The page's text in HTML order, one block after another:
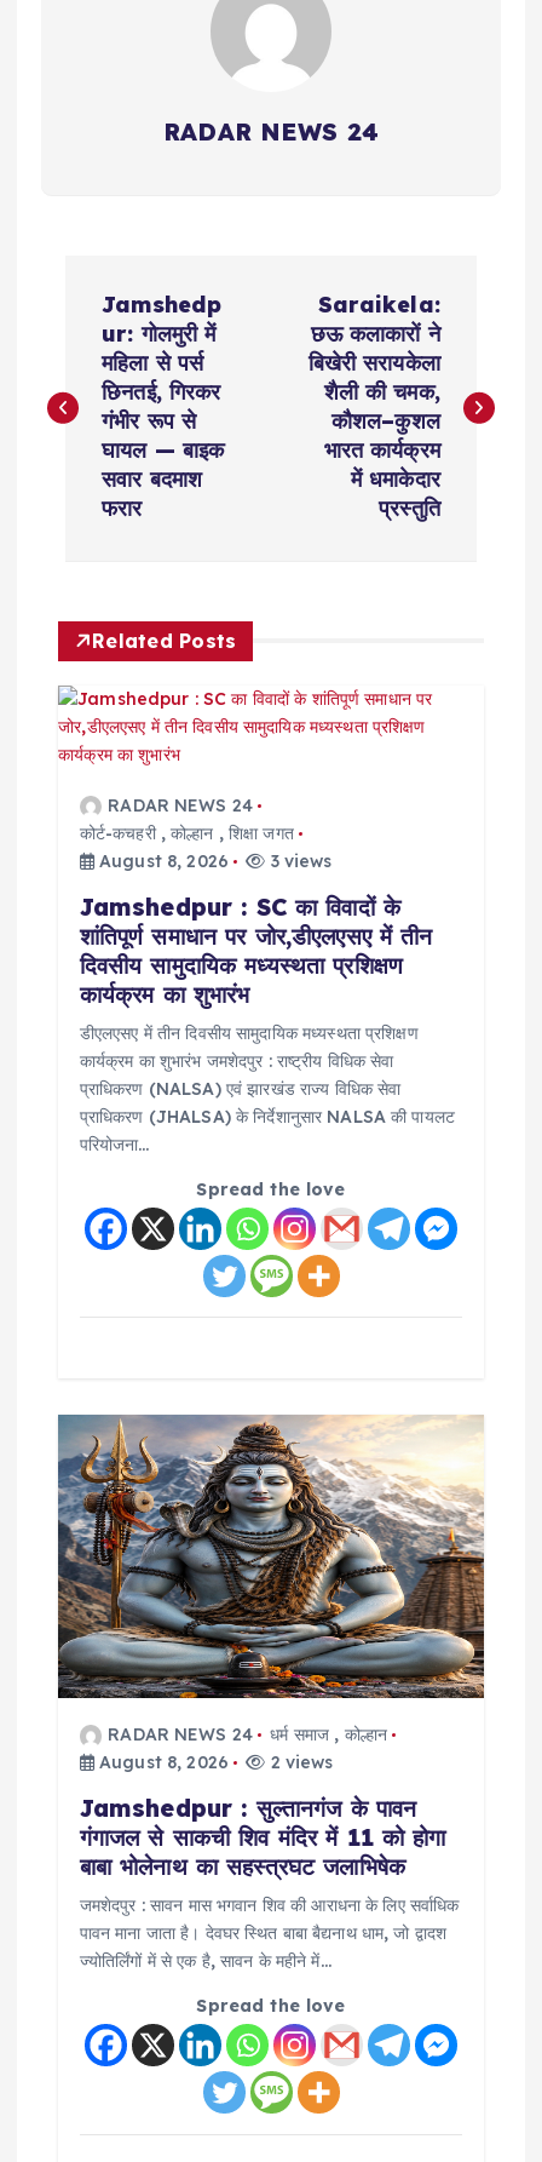
RADAR NEWS 24
s
v
g
Jamshedp
ur: गोलमुरी में
महिला से पर्स
छिनतई, गिरकर
गंभीर रूप से
घायल — बाइक
सवार बदमाश
फरार
Saraikela:
छऊ कलाकारों ने
बिखेरी सरायकेला
शैली की चमक,
कौशल–कुशल
भारत कार्यक्रम
में धमाकेदार
प्रस्तुति
Related Posts
RADAR NEWS 24
कोर्ट-कचहरी,कोल्हान ,शिक्षा जगत
August 8, 2026
3 views
Jamshedpur : SC का विवादों के
शांतिपूर्ण समाधान पर जोर,डीएलएसए में तीन
दिवसीय सामुदायिक मध्यस्थता प्रशिक्षण
कार्यक्रम का शुभारंभ
डीएलएसए में तीन दिवसीय सामुदायिक मध्यस्थता प्रशिक्षण
कार्यक्रम का शुभारंभ जमशेदपुर : राष्ट्रीय विधिक सेवा
प्राधिकरण (NALSA) एवं झारखंड राज्य विधिक सेवा
प्राधिकरण (JHALSA) के निर्देशानुसार NALSA की पायलट
परियोजना…
Spread the love
RADAR NEWS 24 धर्म समाज , कोल्हान
August 8, 2026
2 views
Jamshedpur : सुल्तानगंज के पावन
गंगाजल से साकची शिव मंदिर में 11 को होगा
बाबा भोलेनाथ का सहस्त्रघट जलाभिषेक
जमशेदपुर : सावन मास भगवान शिव की आराधना के लिए सर्वाधिक
पावन माना जाता है। देवघर स्थित बाबा बैद्यनाथ धाम, जो द्वादश
ज्योतिर्लिंगों में से एक है, सावन के महीने में…
Spread the love